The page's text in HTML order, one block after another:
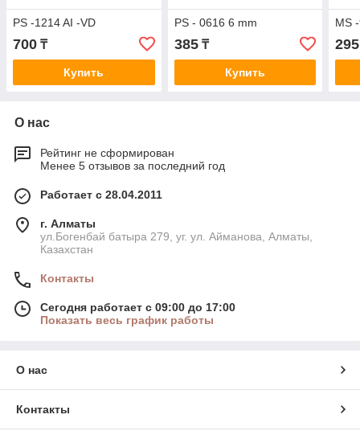
PS -1214 AI -VD
700 ₸
Купить
PS - 0616 6 mm
385₸
Купить
MS
295
О нас
Рейтинг не сформирован
Менее 5 отзывов за последний год
Работает с 28.04.2011
г. Алматы
ул.Богенбай батыра 279, уг. ул. Айманова, Алматы,
Казахстан
Контакты
Сегодня работает с 09:00 до 17:00
Показать весь график работы
О нас
Контакты